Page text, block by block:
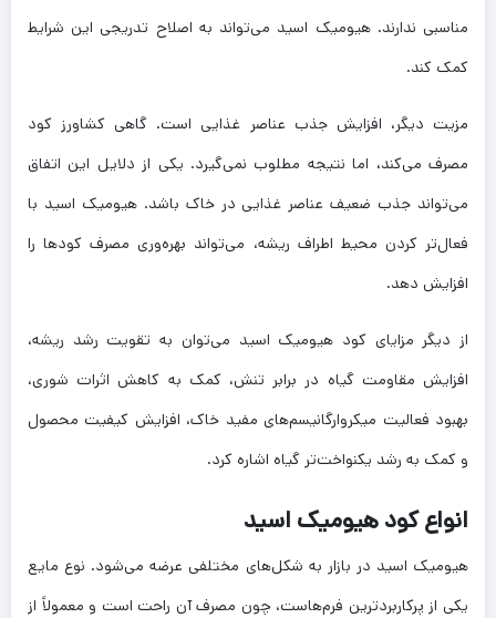
مناسبی ندارند. هیومیک اسید می‌تواند به اصلاح تدریجی این شرایط
کمک کند.
مزیت دیگر، افزایش جذب عناصر غذایی است. گاهی کشاورز کود
مصرف می‌کند، اما نتیجه مطلوب نمی‌گیرد. یکی از دلایل این اتفاق
می‌تواند جذب ضعیف عناصر غذایی در خاک باشد. هیومیک اسید با
فعال‌تر کردن محیط اطراف ریشه، می‌تواند بهره‌وری مصرف کودها را
افزایش دهد.
از دیگر مزایای کود هیومیک اسید می‌توان به تقویت رشد ریشه،
افزایش مقاومت گیاه در برابر تنش، کمک به کاهش اثرات شوری،
بهبود فعالیت میکروارگانیسم‌های مفید خاک، افزایش کیفیت محصول
و کمک به رشد یکنواخت‌تر گیاه اشاره کرد.
انواع کود هیومیک اسید
هیومیک اسید در بازار به شکل‌های مختلفی عرضه می‌شود. نوع مایع
یکی از پرکاربردترین فرم‌هاست، چون مصرف آن راحت است و معمولاً از